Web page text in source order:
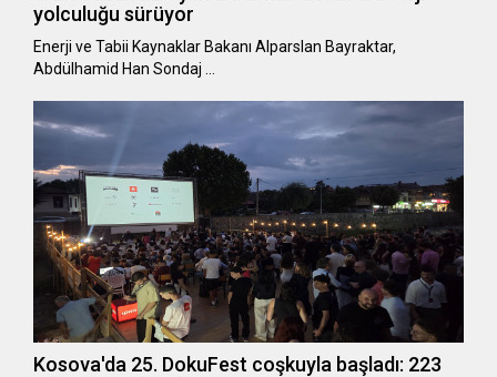
yolculuğu sürüyor
Enerji ve Tabii Kaynaklar Bakanı Alparslan Bayraktar,
Abdülhamid Han Sondaj …
Kosova'da 25. DokuFest coşkuyla başladı: 223